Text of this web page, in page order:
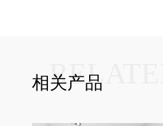
相关产品